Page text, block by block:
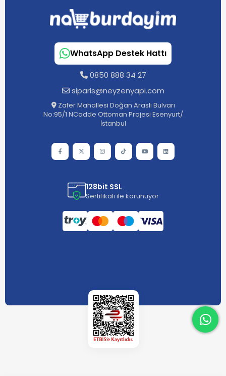
WhatsApp Destek Hattı
0850 888 34 27
siparis@neyzenyapi.com
Zafer Mahallesi Doğan Araslı Bulvarı
No:95/1 NCadde Ottoman Projesi Esenyurt/
İstanbul
128bit SSL
Sertifikalı ile korunuyor